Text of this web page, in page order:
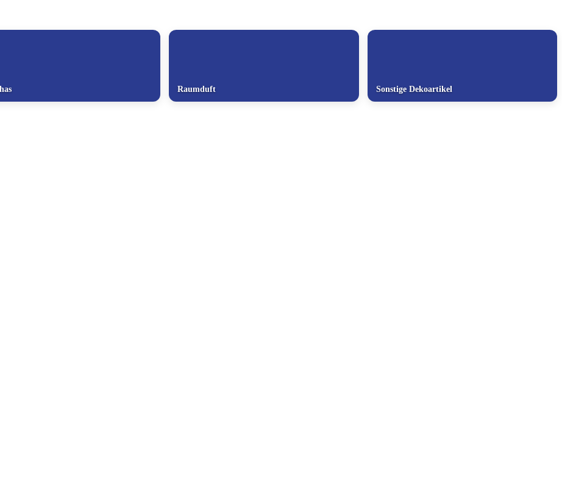
Raumduft Sonstige Dekoartikel